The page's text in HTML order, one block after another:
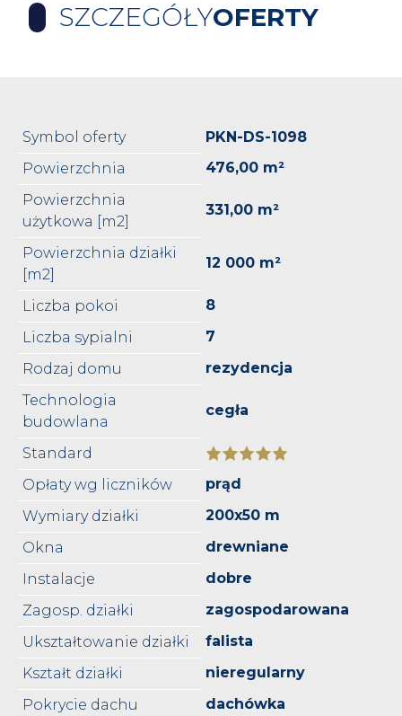
SZCZEGÓŁYOFERTY
Symbol oferty
PKN-DS-1098
Powierzchnia
476,00 m²
Powierzchnia
użytkowa [m2]
331,00 m²
Powierzchnia działki
[m2]
12 000 m²
Liczba pokoi
8
Liczba sypialni
7
Rodzaj domu
rezydencja
Technologia
budowlana
cegła
Standard
Opłaty wg liczników
prąd
Wymiary działki
200x50 m
Okna
drewniane
Instalacje
dobre
Zagosp. działki
zagospodarowana
Ukształtowanie działki
falista
Kształt działki
nieregularny
Pokrycie dachu
dachówka